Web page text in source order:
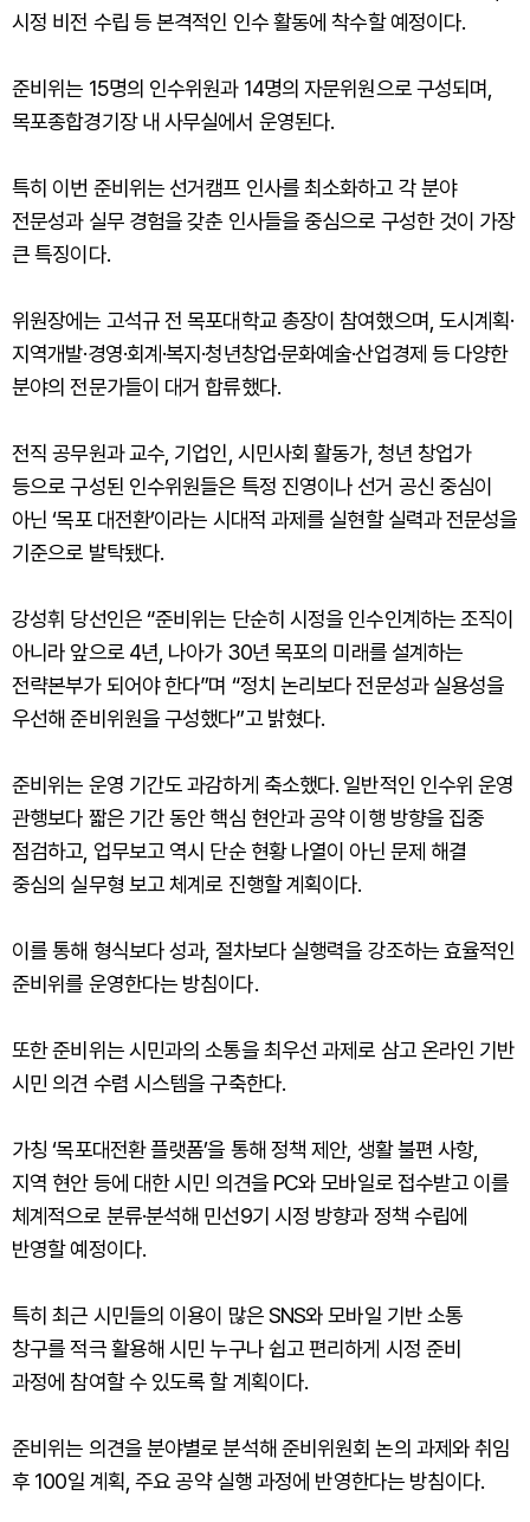
시정 비전 수립 등 본격적인 인수 활동에 착수할 예정이다.
준비위는 15명의 인수위원과 14명의 자문위원으로 구성되며,
목포종합경기장 내 사무실에서 운영된다.
특히 이번 준비위는 선거캠프 인사를 최소화하고 각 분야
전문성과 실무 경험을 갖춘 인사들을 중심으로 구성한 것이 가장
큰 특징이다.
위원장에는 고석규 전 목포대학교 총장이 참여했으며, 도시계획·
지역개발·경영·회계·복지·청년창업·문화예술·산업경제 등 다양한
분야의 전문가들이 대거 합류했다.
전직 공무원과 교수, 기업인, 시민사회 활동가, 청년 창업가
등으로 구성된 인수위원들은 특정 진영이나 선거 공신 중심이
아닌 ‘목포 대전환’이라는 시대적 과제를 실현할 실력과 전문성을
기준으로 발탁됐다.
강성휘 당선인은 “준비위는 단순히 시정을 인수인계하는 조직이
아니라 앞으로 4년, 나아가 30년 목포의 미래를 설계하는
전략본부가 되어야 한다”며 “정치 논리보다 전문성과 실용성을
우선해 준비위원을 구성했다”고 밝혔다.
준비위는 운영 기간도 과감하게 축소했다. 일반적인 인수위 운영
관행보다 짧은 기간 동안 핵심 현안과 공약 이행 방향을 집중
점검하고, 업무보고 역시 단순 현황 나열이 아닌 문제 해결
중심의 실무형 보고 체계로 진행할 계획이다.
이를 통해 형식보다 성과, 절차보다 실행력을 강조하는 효율적인
준비위를 운영한다는 방침이다.
또한 준비위는 시민과의 소통을 최우선 과제로 삼고 온라인 기반
시민 의견 수렴 시스템을 구축한다.
가칭 ‘목포대전환 플랫폼’을 통해 정책 제안, 생활 불편 사항,
지역 현안 등에 대한 시민 의견을 PC와 모바일로 접수받고 이를
체계적으로 분류·분석해 민선9기 시정 방향과 정책 수립에
반영할 예정이다.
특히 최근 시민들의 이용이 많은 SNS와 모바일 기반 소통
창구를 적극 활용해 시민 누구나 쉽고 편리하게 시정 준비
과정에 참여할 수 있도록 할 계획이다.
준비위는 의견을 분야별로 분석해 준비위원회 논의 과제와 취임
후 100일 계획, 주요 공약 실행 과정에 반영한다는 방침이다.